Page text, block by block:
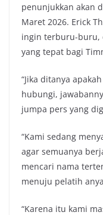
penunjukkan akan
Maret 2026. Erick
ingin terburu-buru,
yang tepat bagi
“Jika ditanya
hubungi,
jumpa pers yang
“Kami sedang
agar semuanya
mencari nama
menuju pelatih
“Karena itu kami